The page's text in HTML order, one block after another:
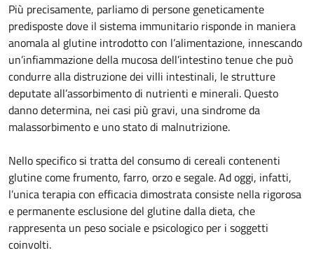
Più precisamente, parliamo di persone geneticamente
predisposte dove il sistema immunitario risponde in maniera
anomala al glutine introdotto con l’alimentazione, innescando
un’infiammazione della mucosa dell’intestino tenue che può
condurre alla distruzione dei villi intestinali, le strutture
deputate all’assorbimento di nutrienti e minerali. Questo
danno determina, nei casi più gravi, una sindrome da
malassorbimento e uno stato di malnutrizione.
Nello specifico si tratta del consumo di cereali contenenti
glutine come frumento, farro, orzo e segale. Ad oggi, infatti,
l’unica terapia con efficacia dimostrata consiste nella rigorosa
e permanente esclusione del glutine dalla dieta, che
rappresenta un peso sociale e psicologico per i soggetti
coinvolti.